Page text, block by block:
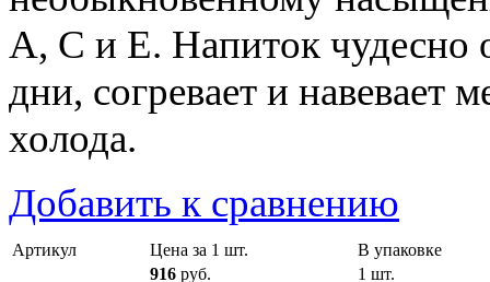
А, С и Е. Напиток чудесно
дни, согревает и
холода.
Добавить к сравнению
Артикул Цена за 1 шт.
В упаковке
916 руб. 1 шт.